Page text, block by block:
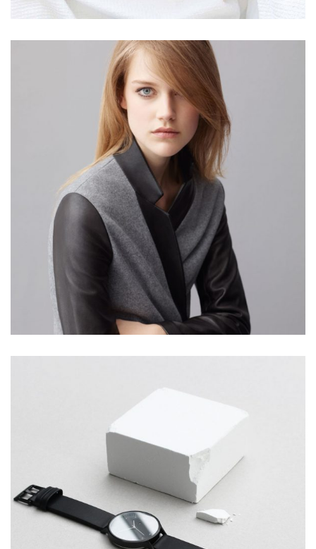
Lyly fashion
Lorem is pump dolor sit
Blash design
Lorem is pump dolor sit